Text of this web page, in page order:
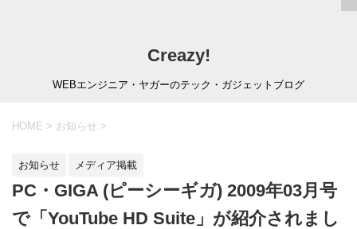
Creazy!
WEBエンジニア・ヤガーのテック・ガジェットブログ
HOME > お知らせ >
お知らせ メディア掲載
PC・GIGA (ピーシーギガ) 2009年03月号
で「YouTube HD Suite」が紹介されまし